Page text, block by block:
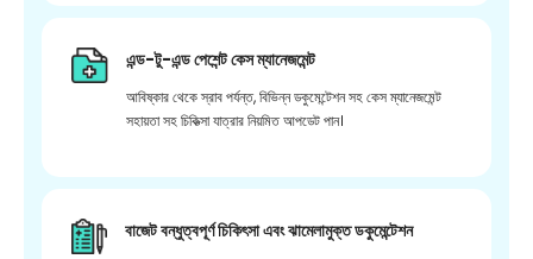
এন্ড-টু-এন্ড পেশেন্ট কেস ম্যানেজমেন্ট
আবিষ্কার থেকে স্রাব পর্যন্ত, বিভিন্ন ডকুমেন্টেশন সহ কেস ম্যানেজমেন্ট
সহায়তা সহ চিকিত্সা যাত্রার নিয়মিত আপডেট পান।
বাজেট বন্ধুত্বপূর্ণ চিকিৎসা এবং ঝামেলামুক্ত ডকুমেন্টেশন